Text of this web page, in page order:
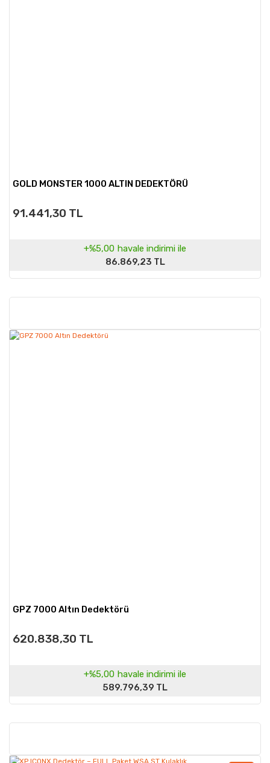
GOLD MONSTER 1000 ALTIN DEDEKTÖRÜ
91.441,30 TL
+%5,00 havale indirimi ile
86.869,23 TL
GPZ 7000 Altın Dedektörü
620.838,30 TL
+%5,00 havale indirimi ile
589.796,39 TL